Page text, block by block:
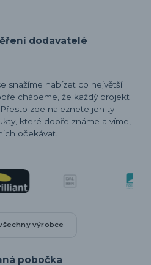
dodavatelé
snažíme nabízet co největší
chápeme, že každý projekt
zde naleznete jen ty
které dobře známe a víme,
očekávat.
výrobce
pobočka